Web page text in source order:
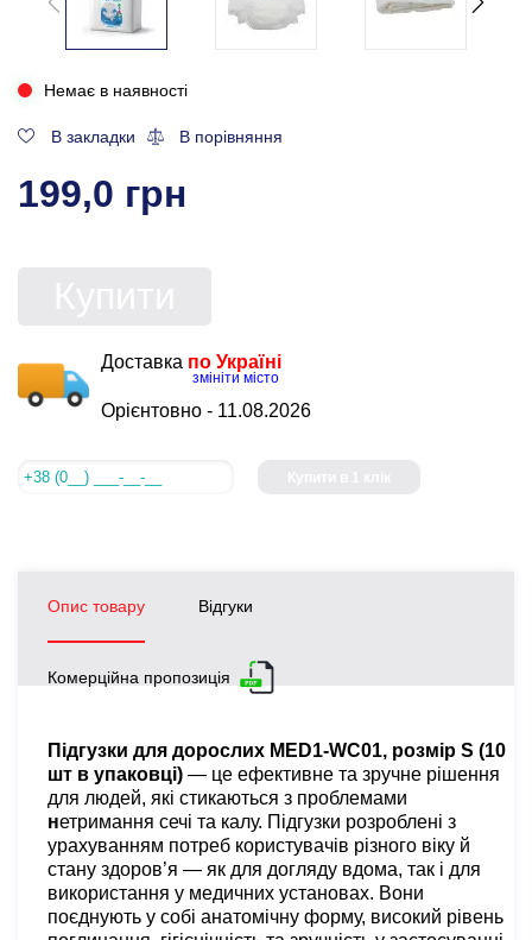
Немає в наявності
В закладки В порівняння
199,0 грн
Доставка по Україні
змініти місто
Орієнтовно - 11.08.2026
Опис товару Відгуки
Комерційна пропозиція
Підгузки для дорослих MED1-WC01, розмір S (10
шт в упаковці) — це ефективне та зручне рішення
для людей, які стикаються з проблемами
нетримання сечі та калу. Підгузки розроблені з
урахуванням потреб користувачів різного віку й
стану здоров’я — як для догляду вдома, так і для
використання у медичних установах. Вони
поєднують у собі анатомічну форму, високий рівень